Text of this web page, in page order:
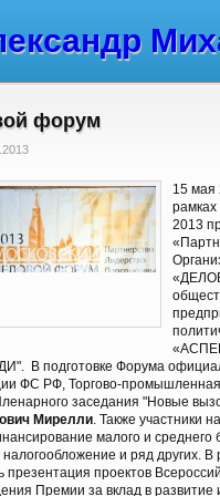
форум
15 мая
рамках
2013
В подготовке Форума
ФС РФ, Торгово-
заседания "Новые
Мирелли. Также участники
малого и
налогообложение и ряд других.
презентация проектов
Премии за вклад в развитие